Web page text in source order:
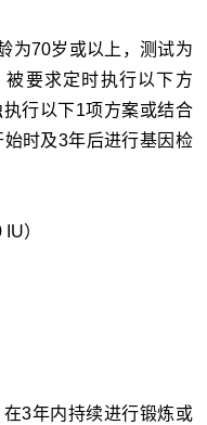
为70岁或以上，测试为
要求定时执行以下方
行以下1项方案或结合
时及3年后进行基因检
）
3年内持续进行锻炼或